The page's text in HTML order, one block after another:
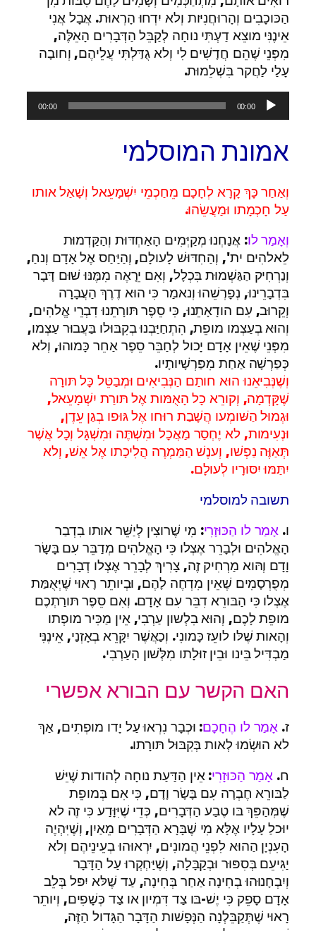
הַכּוכָבִים וְהָרוּחֲנִיּות וְלא יִדְחוּ הָרְאוּת. אֲבָל אֲנִי
אֵינֶנִּי מוצֵא דַעְתִּי נוחָה לְקַבֵּל הַדְּבָרִים הָאֵלֶּה,
מִפְּנֵי שֶׁהֵם חֲדָשִׁים לִי וְלא גֻדַּלְתִּי עֲלֵיהֶם, וְחובָה
עָלַי לַחֲקר בִּשְׁלֵמוּת.
אודיו
00:00
00:00
אמונת המוסלמי
וְאַחַר כָּךְ קָרָא לְחָכָם מֵחַכְמֵי יִשְׁמָעֵאל וְשָׁאַל אותו
עַל חָכְמָתו וּמַעֲשֵׂהוּ.
וְאָמַר לו: אֲנַחְנוּ מְקַיְּמִים הָאַחְדּוּת וְהַקַּדְמוּת
לֵאלהִים ית', וְהַחִדּוּשׁ לָעולָם, וְהַיַּחַס אֶל אָדָם וְנחַ,
וְנַרְחִיק הַגַּשְׁמוּת בִּכְלָל, וְאִם יֵרָאֶה מִמֶּנּוּ שׁוּם דָּבָר
בִּדְבָרֵינוּ, נְפָרְשֵׁהוּ וְנאמַר כִּי הוּא דֶרֶךְ הַעֲבָרָה
וְקֵרוּב, עִם הודָאָתֵנוּ, כִּי סֵפֶר תּורָתֵנוּ דִבְרֵי אֱלהִים,
וְהוּא בְעַצְמו מופֵת, הִתְחַיַּבְנוּ בְקִבּוּלו בַּעֲבוּר עַצְמו,
מִפְּנֵי שֶׁאֵין אָדָם יָכול לְחַבֵּר סֵפֶר אַחֵר כָּמוהוּ, וְלא
כְּפַרְשָׁה אַחַת מִפַּרְשָׁיותָיו.
וְשֶׁנְּבִיאֵנוּ הוּא חותַם הַנְּבִיאִים וּמְבַטֵּל כָּל תּורָה
שֶׁקָּדְמָה, וְקורֵא כָל הָאֻמּות אֶל תּורַת יִשְׁמָעֵאל,
וּגְמוּל הַשּׁומְעו הֲשָׁבַת רוּחו אֶל גּוּפו בְגַן עֵדֶן,
וּנְעִימות, לא יֶחְסַר מַאֲכָל וּמִשְׁתֶּה וּמִשְׁגָּל וְכָל אֲשֶׁר
תְּאַוֶּה נַפְשׁו, וְענֶשׁ הַמַּמְרֶה הֲלִיכָתו אֶל אֵשׁ, וְלא
יִתַּמּוּ יִסּוּרָיו לְעולָם.
תשובה למוסלמי
ו. אָמַר לו הַכּוּזָרִי: מִי שֶׁרוצִין לְיַשֵּׁר אותו בִדְבַר
הָאֱלהִים וּלְבָרֵר אֶצְלו כִּי הָאֱלהִים מְדַבֵּר עִם בָּשָׂר
וָדָם וְהּוא מַרְחִיק זֶה, צָרִיךְ לְבָרֵר אֶצְלו דְבָרִים
מְפֻרְסָמִים שֶׁאֵין מִדְחֶה לָהֶם, וּבְיותֵר רָאוּי שֶׁיְּאֻמַּת
אֶצְלו כִּי הַבּורֵא דִבֵּר עִם אָדָם. וְאִם סֵפֶר תּורַתְכֶם
מופֵת לָכֶם, וְהוּא בִלְשון עַרְבִי, אֵין מַכִּיר מופְתו
וְהָאות שֶׁלּו לועֵז כָּמונִי. וְכַאֲשֶׁר יִקָּרֵא בְאָזְנַי, אֵינֶנִּי
מַבְדִּיל בֵּינו וּבֵין זוּלָתו מִלְּשׁון הָעַרְבִי.
האם הקשר עם הבורא אפשרי
ז. אָמַר לו הֶחָכָם: וּכְבָר נִרְאוּ עַל יָדו מופְתִים, אַךְ
לא הוּשְׂמוּ לְאות בְּקִבּוּל תּורָתו.
ח. אָמַר הַכּוּזָרִי: אֵין הַדַּעַת נוחָה לְהודות שֶׁיֵּשׁ
לַבּורֵא חֶבְרָה עִם בָּשָׂר וָדָם, כִּי אִם בְּמופֵת
שֶׁמְּהַפֵּךְ בּו טֶבַע הַדְּבָרִים, כְּדֵי שֶׁיִּוָּדַע כִּי זֶה לא
יוּכלַ עָלָיו אֶלָּא מִי שֶׁבָּרָא הַדְּבָרִים מֵאַיִן, וְשֶׁיִּהְיֶה
הָעִנְיָן הַהוּא לִפְנֵי הֲמונִים, יִרְאוּהוּ בְעֵינֵיהֶם וְלא
יַגִּיעֵם בְּסִפּוּר וּבְקַבָּלָה, וְשֶׁיַּחְקְרוּ עַל הַדָּבָר
וְיִבְחָנוּהוּ בְחִינָה אַחַר בְּחִינָה, עַד שֶׁלּא יִפּל בְּלֵב
אָדָם סָפֵק כִּי יֶשׁ-בּו צַד דִּמְיון או צַד כְּשָׁפִים, וְיותֵר
רָאוּי שֶׁתְּקַבֵּלְנָה הַנְּפָשׁות הַדָּבָר הַגָּדול הַזֶּה,